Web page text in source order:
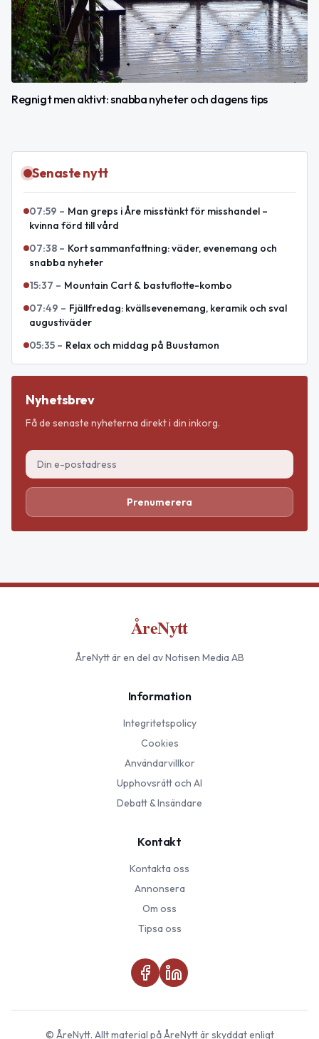
Regnigt men aktivt: snabba nyheter och dagens tips
Senaste nytt
07:59 – Man greps i Åre misstänkt för misshandel –
kvinna förd till vård
07:38 – Kort sammanfattning: väder, evenemang och
snabba nyheter
15:37 – Mountain Cart & bastuflotte-kombo
07:49 – Fjällfredag: kvällsevenemang, keramik och sval
augustiväder
05:35 – Relax och middag på Buustamon
Nyhetsbrev
Få de senaste nyheterna direkt i din inkorg.
Prenumerera
ÅreNytt
ÅreNyttär en del av Notisen Media AB
Information
Integritetspolicy
Cookies
Användarvillkor
Upphovsrätt och AI
Debatt & Insändare
Kontakt
Kontakta oss
Annonsera
Om oss
Tipsa oss
© ÅreNytt. Allt material påÅreNyttär skyddat enligt